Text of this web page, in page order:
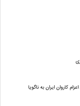
کاروان ایران به ناگویا